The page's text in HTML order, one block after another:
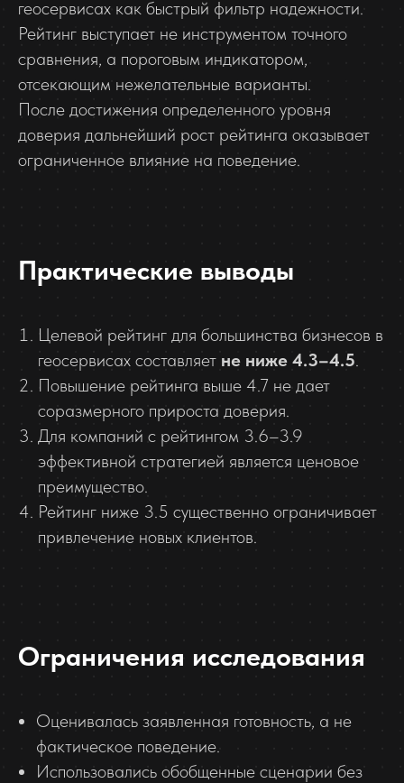
геосервисах как быстрый фильтр надежности.
Рейтинг выступает не инструментом точного
сравнения, а пороговым индикатором,
отсекающим нежелательные варианты.
После достижения определенного уровня
доверия дальнейший рост рейтинга оказывает
ограниченное влияние на поведение.
Практические выводы
Целевой рейтинг для большинства бизнесов в
геосервисах составляет не ниже 4.3–4.5
Повышение рейтинга выше 4.7 не дает
соразмерного прироста доверия.
Для компаний с рейтингом 3.6–3.9
эффективной стратегией является ценовое
преимущество.
Рейтинг ниже 3.5 существенно ограничивает
привлечение новых клиентов.
Ограничения исследования
Оценивалась заявленная готовность, а не
фактическое поведение.
Использовались обобщенные сценарии без